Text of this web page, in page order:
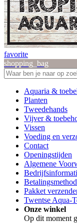
favorite
shopping_bag
Aquaria &
Planten
Tweedehands
Vijver &
Vissen
Voeding en
Contact
Openingstijden
Algemene
Pakket
Twentse Aqua-
Onze winkel
Op dit moment